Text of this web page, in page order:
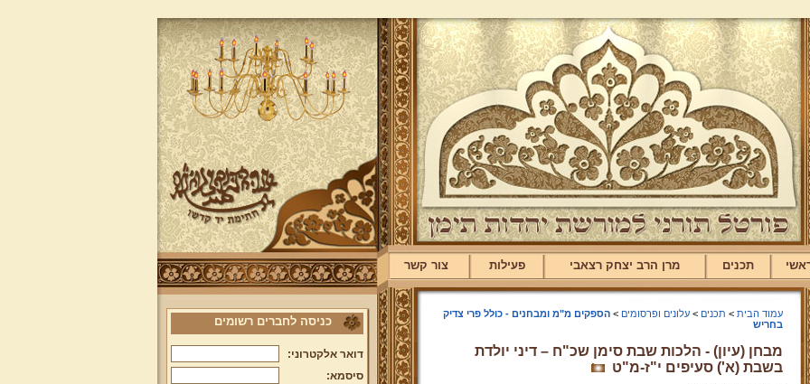
תכנים מרן הרב יצחק רצאבי פעילות צור קשר
עמוד הבית > תכנים >עלונים ופרסומים >הספקים מ"מ ומבחנים - כולל פרי צדיק
בחריש
מבחן (עיון) - הלכות שבת סימן שכ"ח – דיני יולדת
בשבת (א') סעיפים י"ז-מ"ט
כניסה לחברים רשומים
דואר אלקטרוני:
סיסמא: